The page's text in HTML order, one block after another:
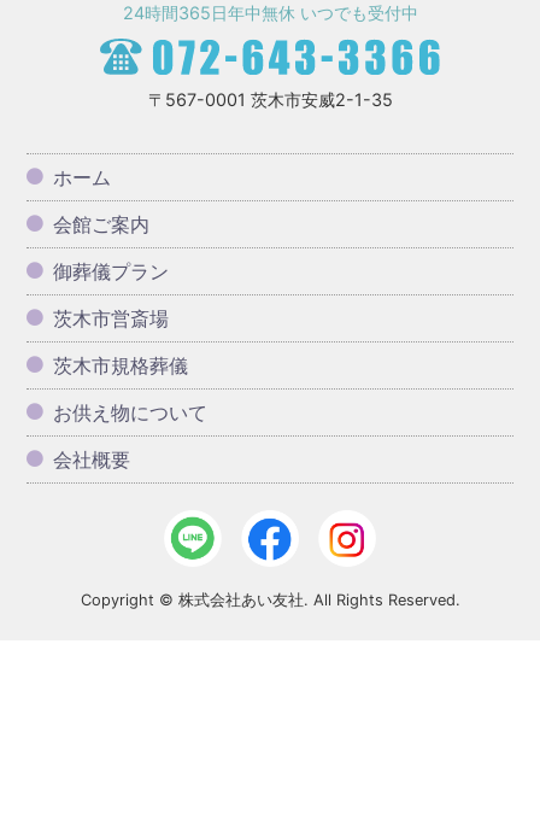
24時間365日年中無休 いつでも受付中
〒567-0001 茨木市安威2-1-35
ホーム
会館ご案内
御葬儀プラン
茨木市営斎場
茨木市規格葬儀
お供え物について
会社概要
Copyright © 株式会社あい友社. All Rights Reserved.